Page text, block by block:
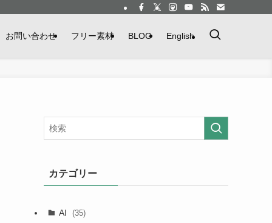
お問い合わせ フリー素材 BLOG English
カテゴリー
AI (35)